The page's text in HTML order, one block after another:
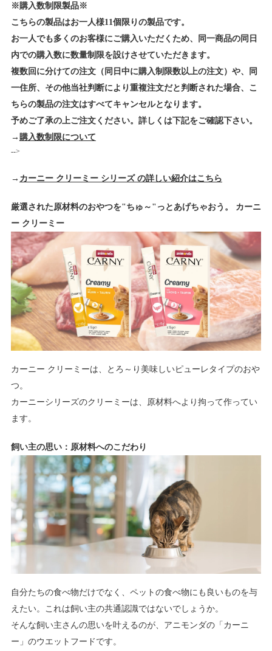
※購入数制限製品※
こちらの製品はお一人様11個限りの製品です。
お一人でも多くのお客様にご購入いただくため、同一商品の同日
内での購入数に数量制限を設けさせていただきます。
複数回に分けての注文（同日中に購入制限数以上の注文）や、同
一住所、その他当社判断により重複注文だと判断された場合、こ
ちらの製品の注文はすべてキャンセルとなります。
予めご了承の上ご注文ください。詳しくは下記をご確認下さい。
→ 購入数制限について
-->
→ カーニー クリーミー シリーズ の詳しい紹介はこちら
厳選された原材料のおやつを"ちゅ～"っとあげちゃおう。 カーニ
ー クリーミー
カーニー クリーミーは、とろ～り美味しいピューレタイプのおや
つ。
カーニーシリーズのクリーミーは、原材料へより拘って作ってい
ます。
飼い主の思い：原材料へのこだわり
自分たちの食べ物だけでなく、ペットの食べ物にも良いものを与
えたい。これは飼い主の共通認識ではないでしょうか。
そんな飼い主さんの思いを叶えるのが、アニモンダの「カーニ
ー」のウエットフードです。